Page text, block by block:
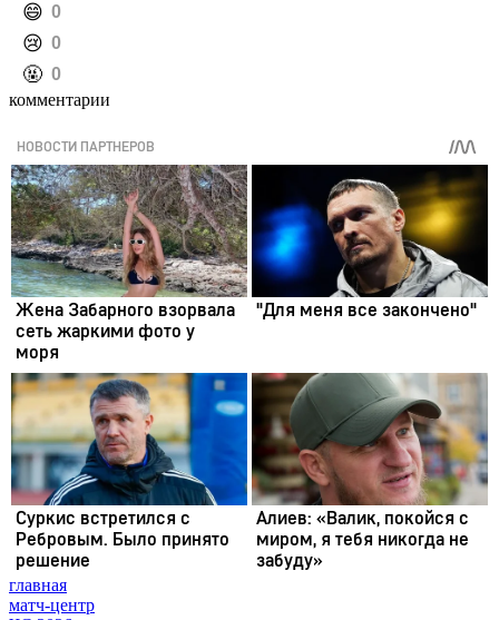
️😄 0
️😢 0
️🤬 0
комментарии
главная
матч-центр